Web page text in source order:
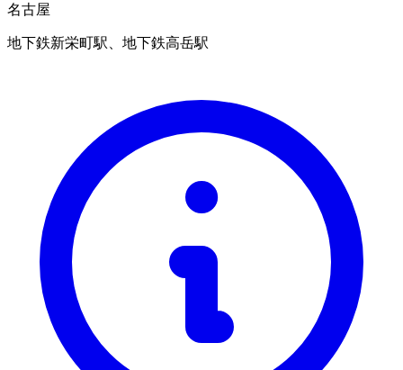
名古屋
地下鉄新栄町駅、地下鉄高岳駅